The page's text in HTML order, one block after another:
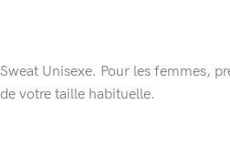
Sweat Unisexe. Pour les femmes,
de votre taille habituelle.